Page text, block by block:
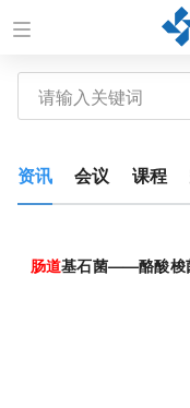
资讯 会议 课程
肠道基石菌——酪酸梭